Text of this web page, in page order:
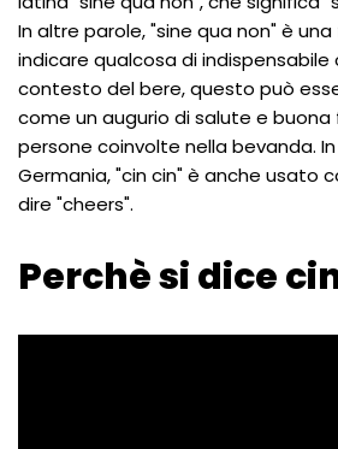
In altre parole, "sine qua non" è
indicare qualcosa di indispensabile
contesto del bere, questo può
come un augurio di salute e
persone coinvolte nella bevanda.
Germania, "cin cin" è anche usato
dire "cheers".
Perchè si dice